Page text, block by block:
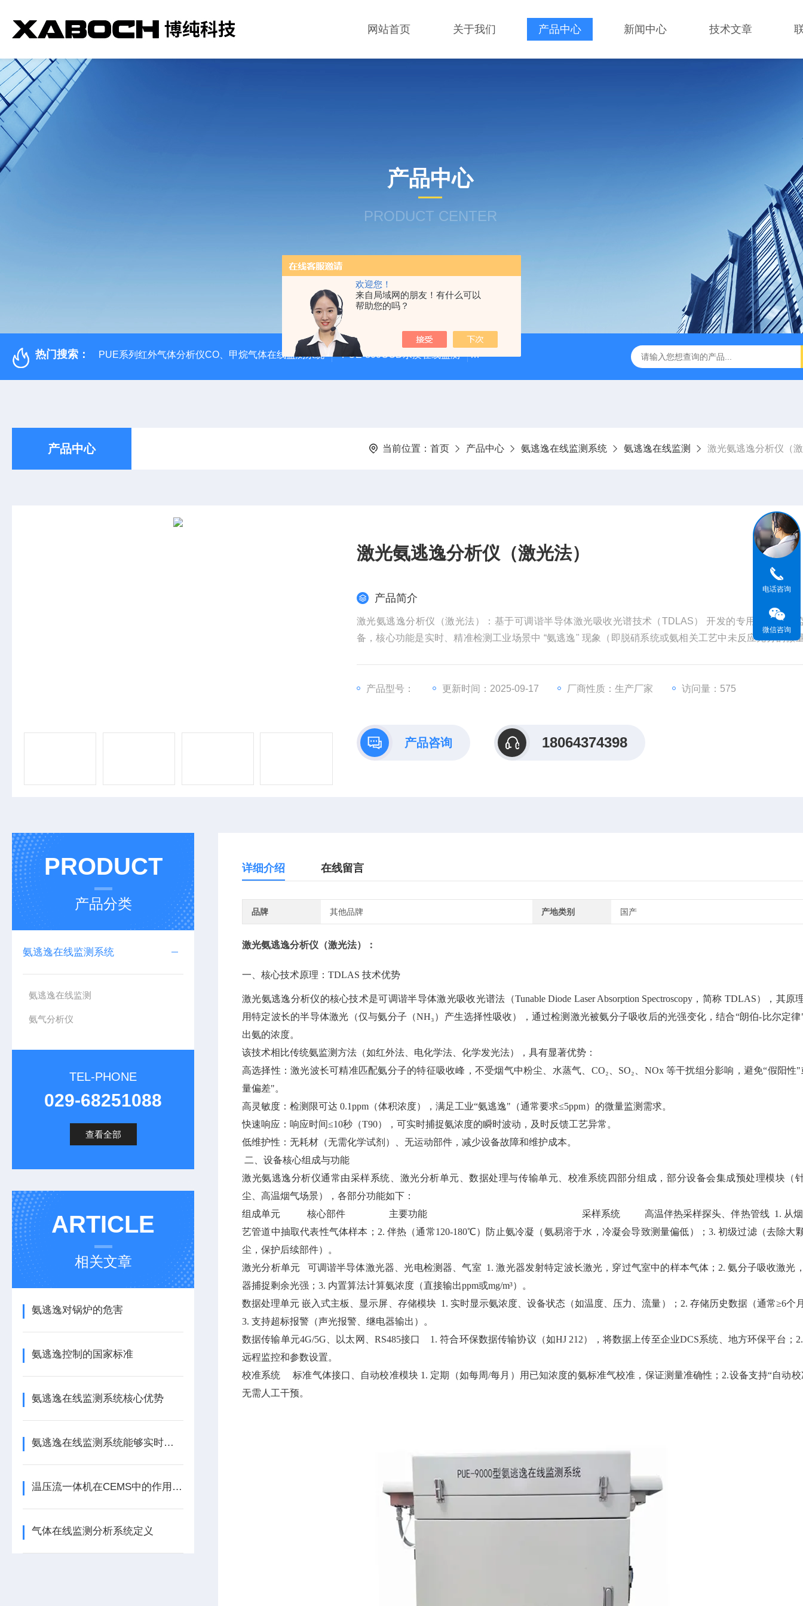
欢迎您！
来自局域网的朋友！有什么可以
帮助您的吗？
网站首页 关于我们 产品中心 新闻中心 技术文章
产品中心
PRODUCT CENTER
热门搜索： PUE系列红外气体分析仪CO、甲烷气体在线监测系统 PUE-800COD水质在线监测 PUE-9000激光气体分析仪 PUE-6000烟气在线监测系统
产品中心 当前位置： 首页 产品中心 氨逃逸在线监测系统 氨逃逸在线监测 激光氨逃逸分析仪（
激光氨逃逸分析仪（激光法）
产品简介
激光氨逃逸分析仪（激光法）：基于可调谐半导体激光吸收光谱技术（TDLAS） 开发的专用气体在线
备，核心功能是实时、精准检测工业场景中 “氨逃逸" 现象（即脱硝系统或氨相关工艺中未反应充分的微
产品型号： 更新时间：2025-09-17 厂商性质：生产厂家 访问量：575
产品咨询 18064374398
PRODUCT
产品分类
氨逃逸在线监测系统
氨逃逸在线监测
氨气分析仪
TEL-PHONE
029-68251088
查看全部
ARTICLE
相关文章
氨逃逸对锅炉的危害
氨逃逸控制的国家标准
氨逃逸在线监测系统核心优势
氨逃逸在线监测系统能够实时感知环境中的氨气浓度
温压流一体机在CEMS中的作用及应用场景
气体在线监测分析系统定义
详细介绍 在线留言
品牌 其他品牌 产地类别 国产
激光氨逃逸分析仪（激光法） ：
一、核心技术原理：TDLAS 技术优势
激光氨逃逸分析仪的核心技术是可调谐半导体激光吸收光谱法（Tunable Diode Laser Absorption Spectroscopy，简称 TDLAS），其原
用特定波长的半导体激光（仅与氨分子（NH₃）产生选择性吸收），通过检测激光被氨分子吸收后的光强变化，结合“朗伯-比尔定
出氨的浓度。
该技术相比传统氨监测方法（如红外法、电化学法、化学发光法），具有显著优势：
高选择性：激光波长可精准匹配氨分子的特征吸收峰，不受烟气中粉尘、水蒸气、CO₂、SO₂、NOx 等干扰组分影响，避免“假阳性"
量偏差"。
高灵敏度：检测限可达 0.1ppm（体积浓度），满足工业“氨逃逸"（通常要求≤5ppm）的微量监测需求。
快速响应：响应时间≤10秒（T90），可实时捕捉氨浓度的瞬时波动，及时反馈工艺异常。
低维护性：无耗材（无需化学试剂）、无运动部件，减少设备故障和维护成本。
二、设备核心组成与功能
激光氨逃逸分析仪通常由采样系统、激光分析单元、数据处理与传输单元、校准系统四部分组成，部分设备会集成预处理模块（
尘、高温烟气场景），各部分功能如下：
组成单元 核心部件 主要功能采样系统 高温伴热采样探头、伴热管线 1. 从烟
艺管道中抽取代表性气体样本；2. 伴热（通常120-180℃）防止氨冷凝（氨易溶于水，冷凝会导致测量偏低）；3. 初级过滤（去除大
尘，保护后续部件）。
激光分析单元 可调谐半导体激光器、光电检测器、气室 1. 激光器发射特定波长激光，穿过气室中的样本气体；2. 氨分子吸收激光
器捕捉剩余光强；3. 内置算法计算氨浓度（直接输出ppm或mg/m³）。
数据处理单元 嵌入式主板、显示屏、存储模块 1. 实时显示氨浓度、设备状态（如温度、压力、流量）；2. 存储历史数据（通常≥6个
3. 支持超标报警（声光报警、继电器输出）。
数据传输单元4G/5G、以太网、RS485接口 1. 符合环保数据传输协议（如HJ 212），将数据上传至企业DCS系统、地方环保平台；
远程监控和参数设置。
校准系统 标准气体接口、自动校准模块 1. 定期（如每周/每月）用已知浓度的氨标准气校准，保证测量准确性；2.设备支持“自动
无需人工干预。
电话咨询
微信咨询